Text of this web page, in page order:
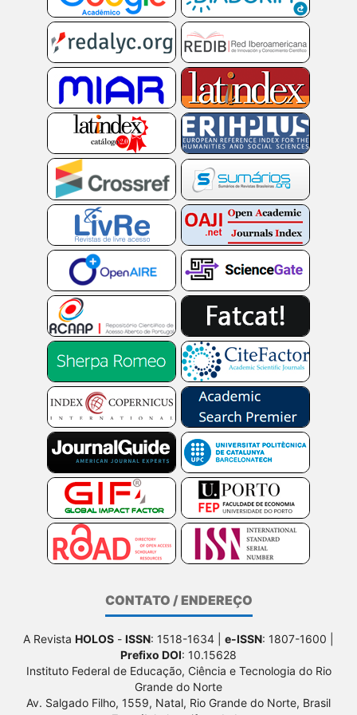
CONTATO / ENDEREÇO
A Revista HOLOS - ISSN: 1518-1634 | e-ISSN: 1807-1600 |
Prefixo DOI: 10.15628
Instituto Federal de Educação, Ciência e Tecnologia do Rio
Grande do Norte
Av. Salgado Filho, 1559, Natal, Rio Grande do Norte, Brasil